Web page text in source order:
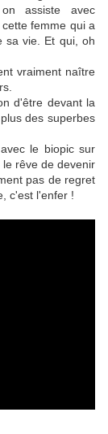
assiste avec
femme qui a
sa vie. Et qui, oh
vraiment naître
d'être devant la
des superbes
le biopic sur
rêve de devenir
pas de regret
c'est l'enfer !